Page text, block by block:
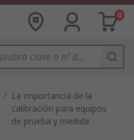
0
/ La importancia de la
calibración para equipos
de prueba y medida